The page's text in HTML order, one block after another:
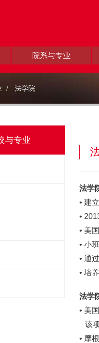
院系与专业
法学院
与专业
法学
• 建
•
• 美
• 小
• 通
• 培
法学
• 美
该
• 摩